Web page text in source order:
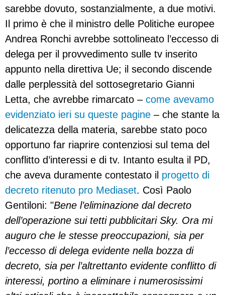
sarebbe dovuto, sostanzialmente, a due motivi.
Il primo è che il ministro delle Politiche europee
Andrea Ronchi avrebbe sottolineato l’eccesso di
delega per il provvedimento sulle tv inserito
appunto nella direttiva Ue; il secondo discende
dalle perplessità del sottosegretario Gianni
Letta, che avrebbe rimarcato – come avevamo
evidenziato ieri su queste pagine – che stante la
delicatezza della materia, sarebbe stato poco
opportuno far riaprire contenziosi sul tema del
conflitto d’interessi e di tv. Intanto esulta il PD,
che aveva duramente contestato il progetto di
decreto ritenuto pro Mediaset. Così Paolo
Gentiloni: "Bene l’eliminazione dal decreto
dell’operazione sui tetti pubblicitari Sky. Ora mi
auguro che le stesse preoccupazioni, sia per
l’eccesso di delega evidente nella bozza di
decreto, sia per l’altrettanto evidente conflitto di
interessi, portino a eliminare i numerosissimi